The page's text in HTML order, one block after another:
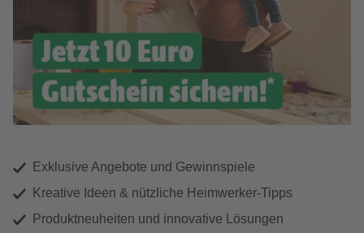
Exklusive Angebote und Gewinnspiele
Kreative Ideen & nützliche Heimwerker-Tipps
Produktneuheiten und innovative Lösungen